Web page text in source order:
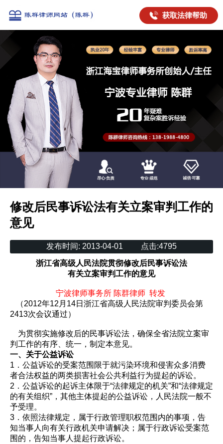
获取法律帮助
修改后民事诉讼法有关立案审判工作的
意见
发布时间: 2013-04-01 点击:4795
浙江省高级人民法院贯彻修改后民事诉讼法
有关立案审判工作的意见
宁波律师事务所 陈群律师 转发
（2012年12月14日浙江省高级人民法院审判委员会第
2413次会议通过）
为贯彻实施修改后的民事诉讼法，确保全省法院立案审
判工作的有序、统一，制定本意见。
一、关于公益诉讼
1．公益诉讼的受案范围限于就污染环境和侵害众多消费
者合法权益的两类损害社会公共利益行为提起的诉讼。
2．公益诉讼的起诉主体限于“法律规定的机关”和“法律规定
的有关组织”，其他主体提起的公益诉讼，人民法院一般不
予受理。
3．依照法律规定，属于行政管理职权范围内的事项，告
知当事人向有关行政机关申请解决；属于行政诉讼受案范
围的，告知当事人提起行政诉讼。